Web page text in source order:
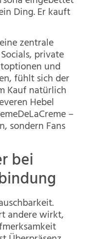
Ding. Er kauft
zentrale
private
und
fühlt sich der
Kauf natürlich
Hebel
–
sondern Fans
bei
andere wirkt,